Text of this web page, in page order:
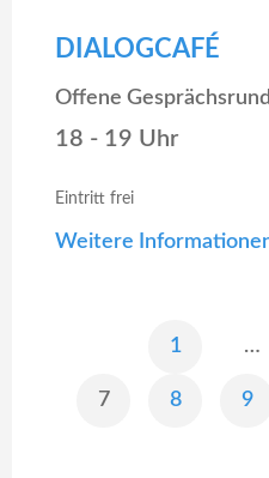
DIALOGCAFÉ
Offene
18 - 19 Uhr
Eintritt frei
Weitere
1 …
7 8 9